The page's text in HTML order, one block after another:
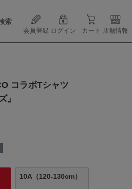
索
会員登録 ログイン カート 店舗情報
コラボTシャツ
』
10A（120-130cm）